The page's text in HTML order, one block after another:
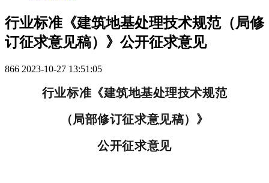
行业标准《建筑地基处理技术规范（局修
订征求意见稿）》公开征求意见
866 2023-10-27 13:51:05
行业标准 《建筑地基处理技术规范
（局部修订征求意见稿）》
公开征求意见